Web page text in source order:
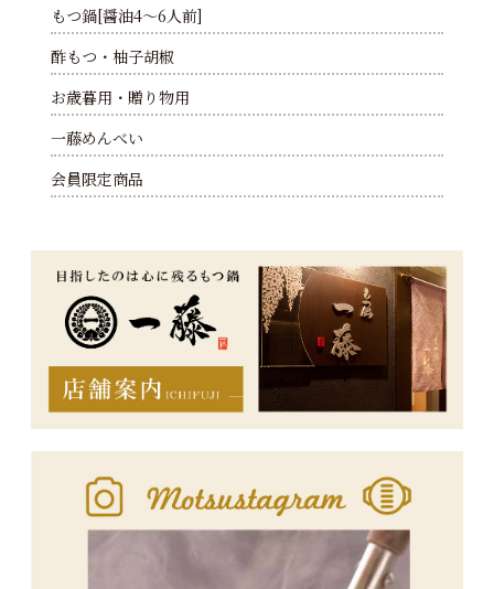
もつ鍋[醤油4～6人前]
酢もつ・柚子胡椒
お歳暮用・贈り物用
一藤めんべい
会員限定商品